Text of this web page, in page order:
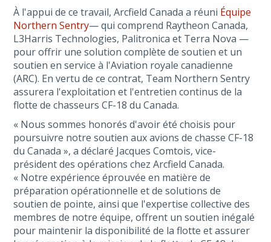
À l'appui de ce travail, Arcfield Canada a réuni Équipe
Northern Sentry— qui comprend Raytheon Canada,
L3Harris Technologies, Palitronica et Terra Nova —
pour offrir une solution complète de soutien et un
soutien en service à l'Aviation royale canadienne
(ARC). En vertu de ce contrat, Team Northern Sentry
assurera l'exploitation et l'entretien continus de la
flotte de chasseurs CF-18 du Canada.
« Nous sommes honorés d'avoir été choisis pour
poursuivre notre soutien aux avions de chasse CF-18
du Canada », a déclaré Jacques Comtois, vice-
président des opérations chez Arcfield Canada.
« Notre expérience éprouvée en matière de
préparation opérationnelle et de solutions de
soutien de pointe, ainsi que l'expertise collective des
membres de notre équipe, offrent un soutien inégalé
pour maintenir la disponibilité de la flotte et assurer